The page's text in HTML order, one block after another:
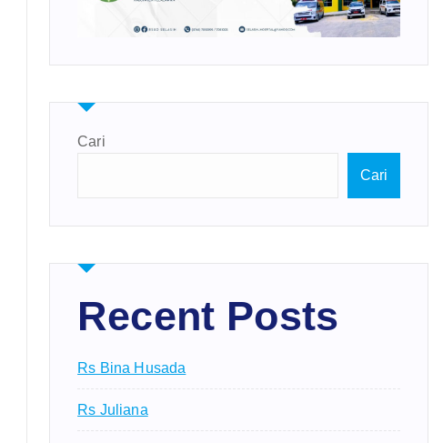
Cari
Cari
Recent Posts
Rs Bina Husada
Rs Juliana